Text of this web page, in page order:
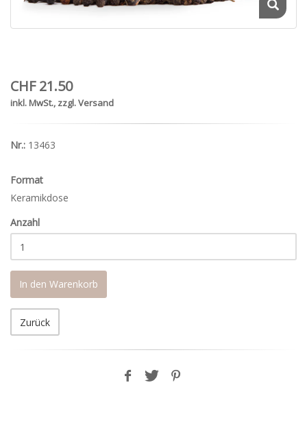
CHF 21.50
inkl. MwSt., zzgl. Versand
Nr.: 13463
Format
Keramikdose
Anzahl
In den Warenkorb
Zurück